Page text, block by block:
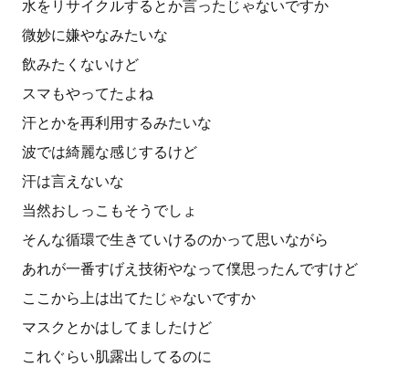
水をリサイクルするとか言ったじゃないですか
微妙に嫌やなみたいな
飲みたくないけど
スマもやってたよね
汗とかを再利用するみたいな
波では綺麗な感じするけど
汗は言えないな
当然おしっこもそうでしょ
そんな循環で生きていけるのかって思いながら
あれが一番すげえ技術やなって僕思ったんですけど
ここから上は出てたじゃないですか
マスクとかはしてましたけど
これぐらい肌露出してるのに